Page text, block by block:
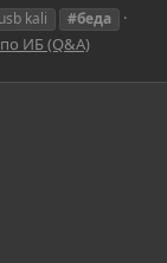
kali #беда
ИБ (Q&A)